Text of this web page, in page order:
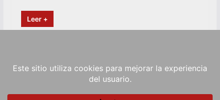
Leer +